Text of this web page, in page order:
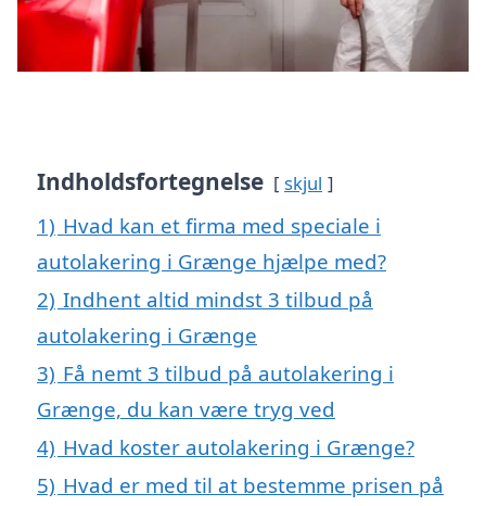
Indholdsfortegnelse skjul
1) Hvad kan et firma med speciale i
autolakering i Grænge hjælpe med?
2) Indhent altid mindst 3 tilbud på
autolakering i Grænge
3) Få nemt 3 tilbud på autolakering i
Grænge, du kan være tryg ved
4) Hvad koster autolakering i Grænge?
5) Hvad er med til at bestemme prisen på